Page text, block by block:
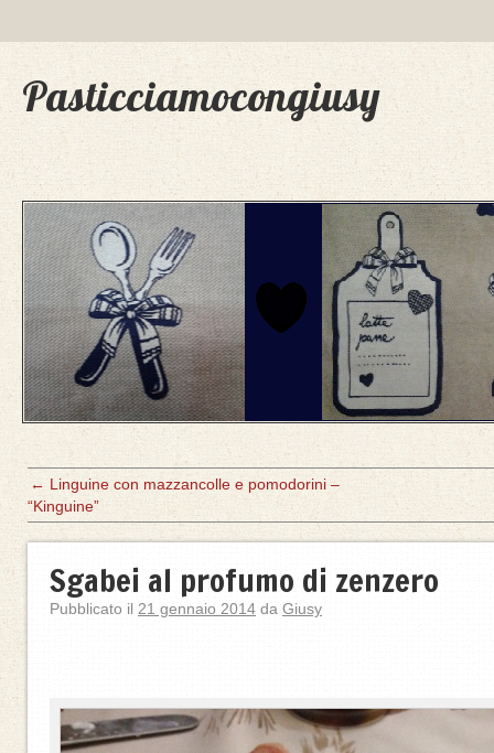
Pasticciamocongiusy
← Linguine con mazzancolle e pomodorini –
“Kinguine”
Sgabei al profumo di zenzero
Pubblicato il 21 gennaio 2014 da Giusy